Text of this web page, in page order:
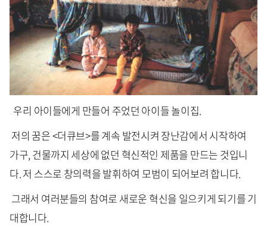
우리 아이들에게 만들어 주었던 아이들 놀이집.
저의 꿈은 <더큐브>를 계속 발전시켜 장난감에서 시작하여
가구, 건물까지 세상에 없던 혁신적인 제품을 만드는 것입니
다. 저 스스로 창의력을 발휘하여 모범이 되어보려 합니다.
그래서 여러분들의 참여로 새로운 혁신을 일으키게 되기를 기
대합니다.